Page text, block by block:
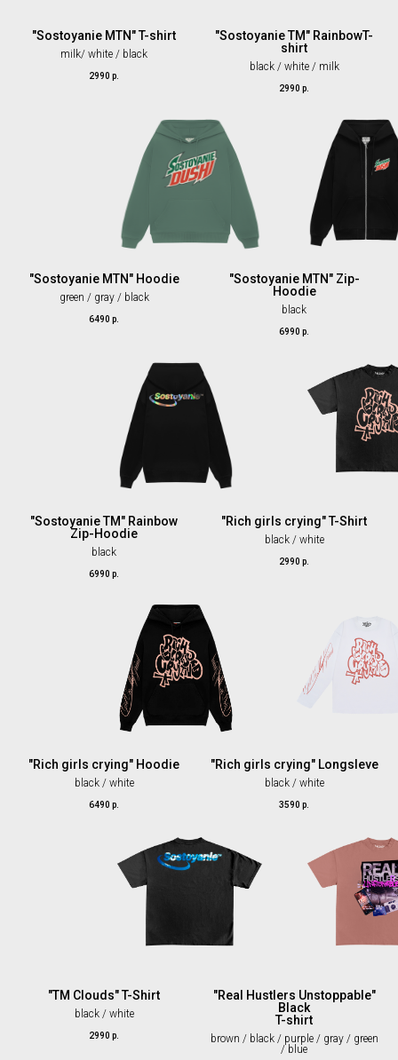
"Sostoyanie MTN" T-shirt
milk/ white / black
2990 р.
"Sostoyanie TM" RainbowT-
shirt
black / white / milk
2990 р.
"Sostoyanie MTN" Hoodie
green / gray / black
6490 р.
"Sostoyanie MTN" Zip-
Hoodie
black
6990 р.
"Sostoyanie TM" Rainbow
Zip-Hoodie
black
6990 р.
"Rich girls crying" T-Shirt
black / white
2990 р.
"Rich girls crying" Hoodie
black / white
6490 р.
"Rich girls crying" Longsleve
black / white
3590 р.
"TM Clouds" T-Shirt
black / white
2990 р.
"Real Hustlers Unstoppable"
Black
T-shirt
brown / black / purple / gray / green
/ blue